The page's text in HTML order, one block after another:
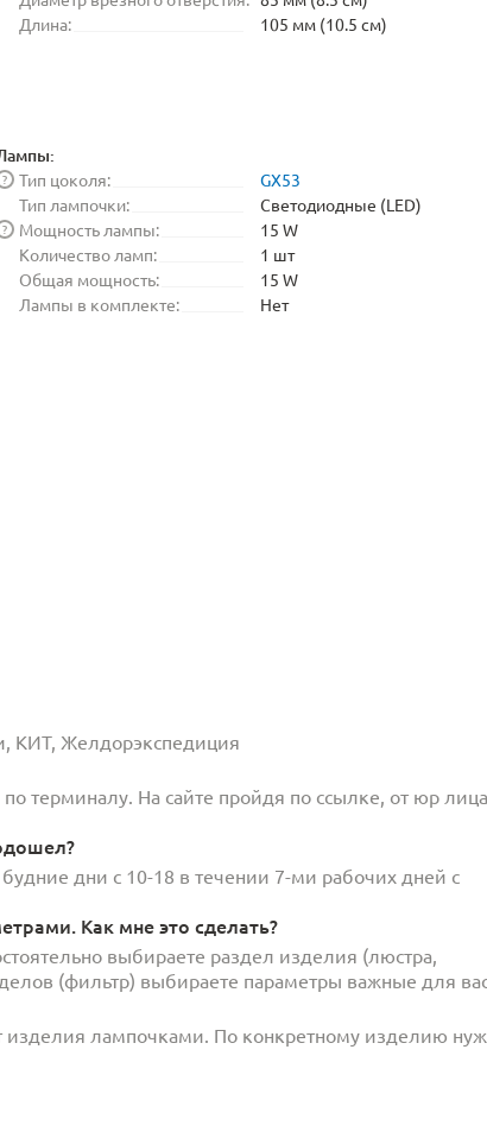
Длина:
105 мм (10.5 см)
Тип цоколя:
?
GX53
Тип лампочки:
Светодиодные (LED)
Мощность лампы:
?
15 W
Количество ламп:
1 шт
Общая мощность:
15 W
Лампы в комплекте:
Нет
КИТ, Желдорэкспедиция
терминалу. На сайте пройдя по ссылке, от юр
дни с 10-18 в течении 7-ми рабочих дней с
Как мне это сделать?
выбираете раздел изделия (люстра,
(фильтр) выбираете параметры важные для
лампочками. По конкретному изделию